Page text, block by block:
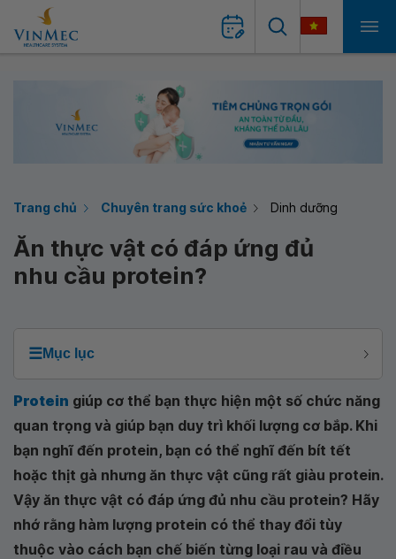
Trang chủ Chuyên trang sức khoẻ Dinh dưỡng
Ăn thực vật có đáp ứng đủ
nhu cầu protein?
☰Mục lục
Protein giúp cơ thể bạn thực hiện một số chức năng
quan trọng và giúp bạn duy trì khối lượng cơ bắp. Khi
bạn nghĩ đến protein, bạn có thể nghĩ đến bít tết
hoặc thịt gà nhưng ăn thực vật cũng rất giàu protein.
Vậy ăn thực vật có đáp ứng đủ nhu cầu protein? Hãy
nhớ rằng hàm lượng protein có thể thay đổi tùy
thuộc vào cách bạn chế biến từng loại rau và điều